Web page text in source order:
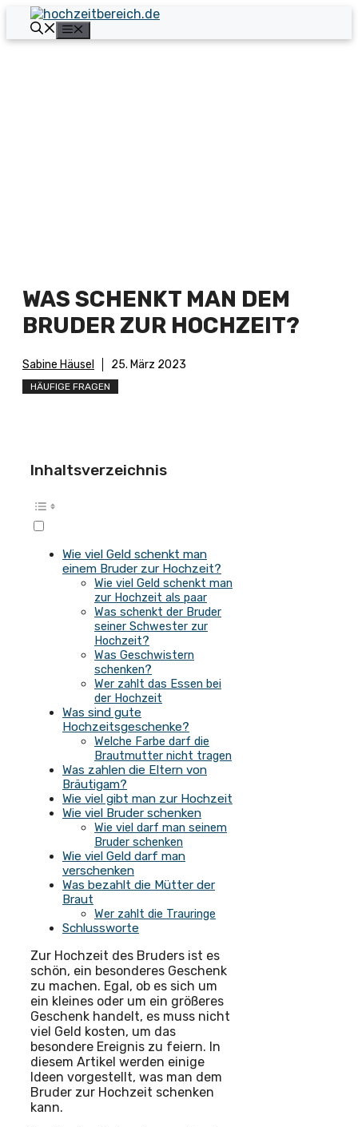
Zum
Inhalt
springen
WAS SCHENKT MAN DEM
BRUDER ZUR HOCHZEIT?
Sabine Häusel 25. März 2023
HÄUFIGE FRAGEN
Inhaltsverzeichnis
Wie viel Geld schenkt man
einem Bruder zur Hochzeit?
Wie viel Geld schenkt man
zur Hochzeit als paar
Was schenkt der Bruder
seiner Schwester zur
Hochzeit?
Was Geschwistern
schenken?
Wer zahlt das Essen bei
der Hochzeit
Was sind gute
Hochzeitsgeschenke?
Welche Farbe darf die
Brautmutter nicht tragen
Was zahlen die Eltern von
Bräutigam?
Wie viel gibt man zur Hochzeit
Wie viel Bruder schenken
Wie viel darf man seinem
Bruder schenken
Wie viel Geld darf man
verschenken
Was bezahlt die Mütter der
Braut
Wer zahlt die Trauringe
Schlussworte
Zur Hochzeit des Bruders ist es
schön, ein besonderes Geschenk
zu machen. Egal, ob es sich um
ein kleines oder um ein größeres
Geschenk handelt, es muss nicht
viel Geld kosten, um das
besondere Ereignis zu feiern. In
diesem Artikel werden einige
Ideen vorgestellt, was man dem
Bruder zur Hochzeit schenken
kann.